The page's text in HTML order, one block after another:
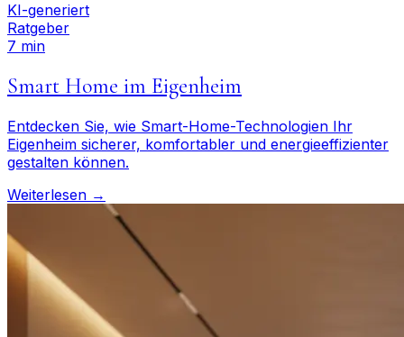
KI-generiert
Ratgeber
7 min
Smart Home im Eigenheim
Entdecken Sie, wie Smart-Home-Technologien Ihr
Eigenheim sicherer, komfortabler und energieeffizienter
gestalten können.
Weiterlesen →